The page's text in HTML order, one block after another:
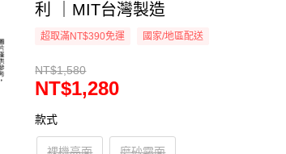
利 ｜MIT台灣製造
超取滿NT$390免運 國家/地區配送
NT$1,580
NT$1,280
款式